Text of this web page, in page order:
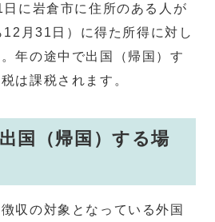
に岩倉市に住所のある人が
月31日）に得た所得に対し
年の途中で出国（帰国）す
は課税されます。
国（帰国）する場
収の対象となっている外国